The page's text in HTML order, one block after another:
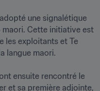
une signalétique
maori. Cette initiative est
les exploitants et Te
langue maori.
ensuite rencontré le
et sa première adjointe,